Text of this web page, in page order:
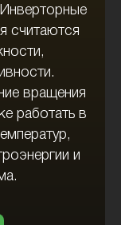
считаются
вращения
работать в
и